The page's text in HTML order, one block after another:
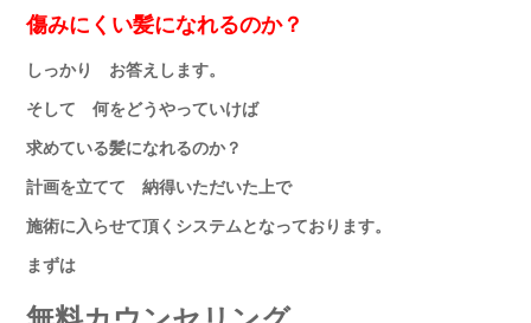
傷みにくい髪になれるのか？
しっかり お答えします。
そして 何をどうやっていけば
求めている髪になれるのか？
計画を立てて 納得いただいた上で
施術に入らせて頂くシステムとなっております。
まずは